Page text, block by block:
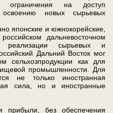
ограничения на доступ
новых сырьевых
японские и южнокорейские,
дальневосточном
сырьевых и
Дальний Восток мог
сельхозпродукции как для
промышленности. Для
не только иностранная
сила, но и иностранные
прибыли, без обеспечения